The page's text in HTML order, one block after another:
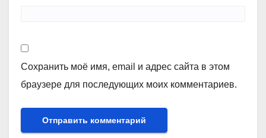
Сохранить моё имя, email и адрес сайта в этом
браузере для последующих моих комментариев.